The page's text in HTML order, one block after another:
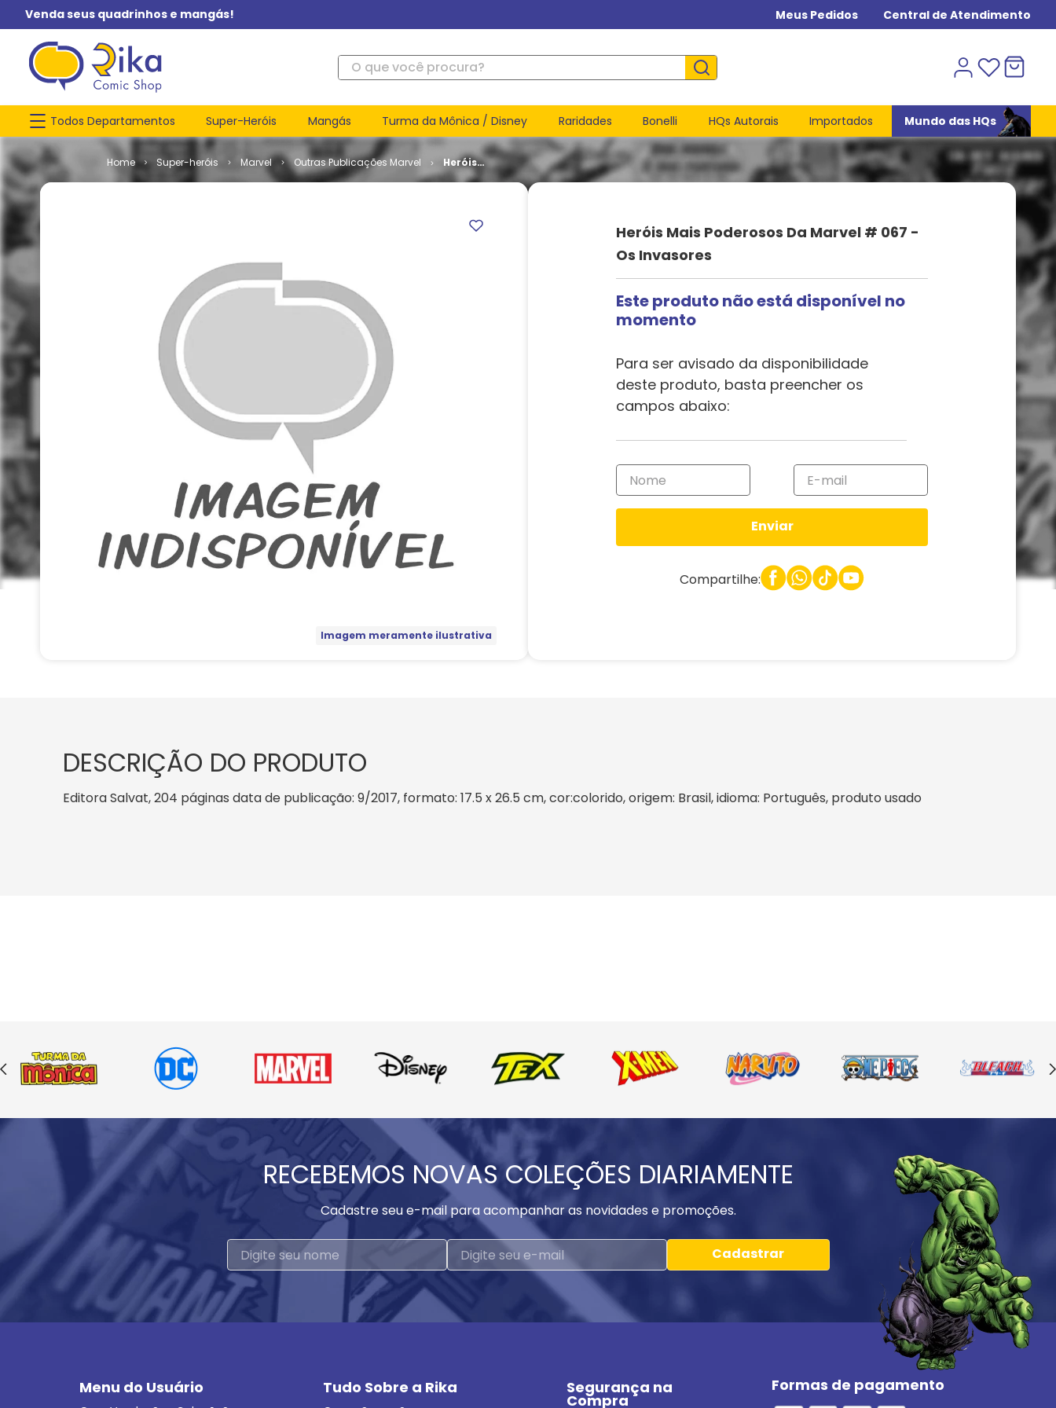
Venda seus quadrinhos e mangás! Meus Pedidos Central de Atendimento
O que você procura?
Todos Departamentos Super-Heróis Mangás Turma da Mônica / Disney Raridades Bonelli HQs Autorais Importados Mundo das HQs
Super-heróis Marvel Outras Publicações Marvel
Heróis
Mais
# 067 - Os
Invasores
Imagem meramente ilustrativa
Heróis Mais Poderosos Da Marvel # 067 -
Os Invasores
Este produto não está disponível no
momento
Para ser avisado da disponibilidade
deste produto, basta preencher os
campos abaixo:
Enviar
Compartilhe:
DESCRIÇÃO DO PRODUTO
Editora Salvat, 204 páginas data de publicação: 9/2017, formato: 17.5 x 26.5 cm, cor:colorido, origem: Brasil, idioma: Português, produto usado
RECEBEMOS NOVAS COLEÇÕES DIARIAMENTE
Cadastre seu e-mail para acompanhar as novidades e promoções.
Cadastrar
Menu do Usuário Tudo Sobre a Rika Segurança na
Compra
Formas de pagamento